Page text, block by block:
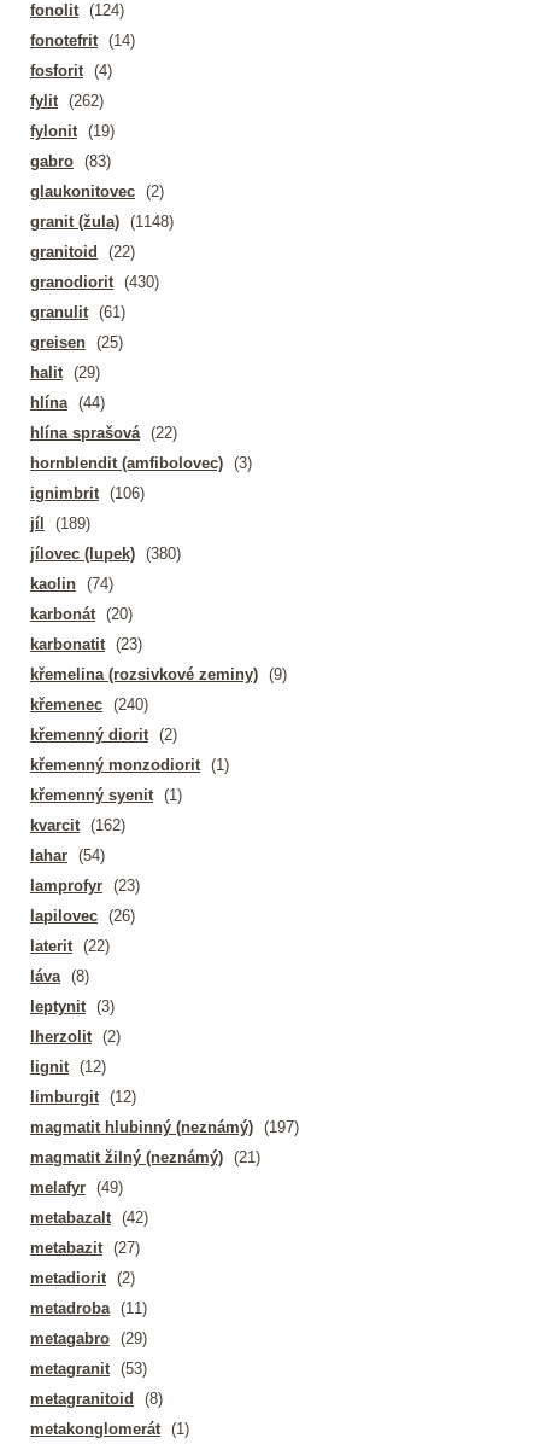
fonolit (124)
fonotefrit (14)
fosforit (4)
fylit (262)
fylonit (19)
gabro (83)
glaukonitovec (2)
granit (žula) (1148)
granitoid
(22)
granodiorit (430)
granulit (61)
greisen (25)
halit (29)
hlína (44)
hlína sprašová (22)
hornblendit (amfibolovec) (3)
ignimbrit (106)
jíl
(189)
jílovec (lupek) (380)
kaolin (74)
karbonát (20)
karbonatit (23)
křemelina (rozsivkové zeminy) (9)
křemenec (240)
křemenný diorit (2)
křemenný monzodiorit (1)
křemenný syenit (1)
kvarcit (162)
lahar (54)
lamprofyr (23)
lapilovec (26)
laterit (22)
láva (8)
leptynit (3)
lherzolit (2)
lignit (12)
limburgit (12)
magmatit hlubinný (neznámý) (197)
magmatit žilný (neznámý) (21)
melafyr (49)
metabazalt (42)
metabazit (27)
metadiorit (2)
metadroba (11)
metagabro (29)
metagranit (53)
metagranitoid
(8)
metakonglomerát (1)